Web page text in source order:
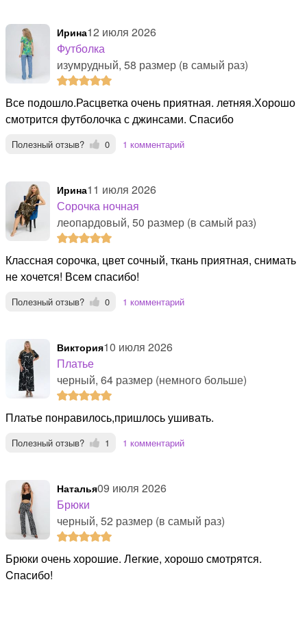
Ирина12 июля 2026
Футболка
изумрудный, 58 размер (в самый раз)
Все подошло.Расцветка очень приятная. летняя.Хорошо
смотрится футболочка с джинсами. Спасибо
Полезный отзыв? 0 1 комментарий
Ирина11 июля 2026
Сорочка ночная
леопардовый, 50 размер (в самый раз)
классная сорочка, цвет сочный, ткань приятная, снимать
не хочется! Всем спасибо!
Полезный отзыв? 0 1 комментарий
Виктория10 июля 2026
Платье
черный, 64 размер (немного больше)
платье понравилось,пришлось ушивать.
Полезный отзыв? 1 1 комментарий
Наталья09 июля 2026
Брюки
черный, 52 размер (в самый раз)
Брюки очень хорошие. Легкие, хорошо смотрятся.
Cпасибо!